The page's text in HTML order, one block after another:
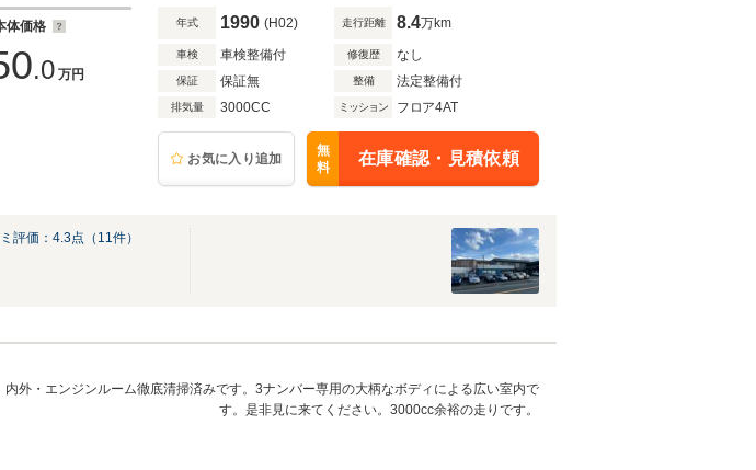
体価格
.0 万円
年式 1990 (H02) 走行距離 8.4万km
車検 車検整備付 修復歴 なし
保証 保証無 整備 法定整備付
排気量 3000CC ミッション フロア4AT
お気に入り追加
無
料
在庫確認・見積依頼
評価： 4.3点（ 11件）
内外・エンジンルーム徹底清掃済みです。3ナンバー専用の大柄なボディによる広い室内で
す。是非見に来てください。3000cc余裕の走りです。